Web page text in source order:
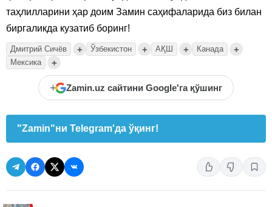
таҳлилларини ҳар доим Замин саҳифаларида биз билан
биргаликда кузатиб боринг!
Дмитрий Сичёв + Ўзбекистон + АҚШ + Канада +
Мексика +
+ Zamin.uz сайтини Google'га қўшинг
"Zamin"ни Telegram'да ўқинг!